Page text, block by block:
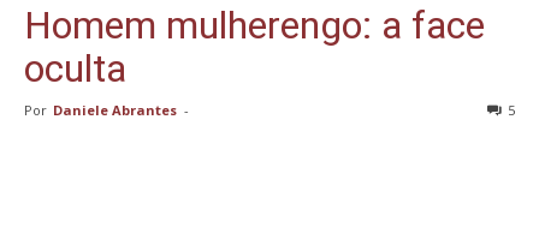
Homem mulherengo: a face
oculta
Por Daniele Abrantes - 5